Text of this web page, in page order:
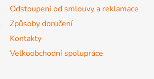
Odstoupení od smlouvy a reklamace
Způsoby doručení
Kontakty
Velkoobchodní spolupráce